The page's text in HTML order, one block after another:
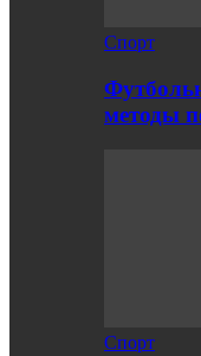
Спорт
методы
Спорт